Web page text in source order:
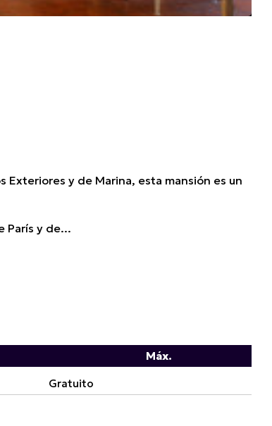
Exteriores y de Marina, esta mansión es un
París y de...
Máx.
Gratuito